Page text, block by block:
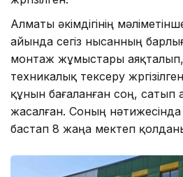
Алматы әкімдігінің
айында сегіз нысанның
монтаж жұмыстары
техникалық тексеру
құнын бағаланған соң, сатып
жасалған. Соның нәтижесінда
бастап 8 жаңа мектеп